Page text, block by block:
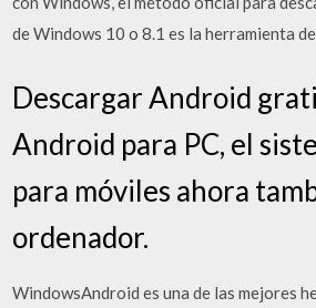
de Windows 10 o 8.1 es la herramienta
Descargar Android
Android para PC, el
para móviles ahora
ordenador.
WindowsAndroid es una de las mejores